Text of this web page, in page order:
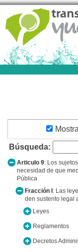
Búsqueda:
Articulo 9: Los
necesidad de que
Pública
Fracción I : Las
den sustento legal
Leyes
Reglamentos
Decretos